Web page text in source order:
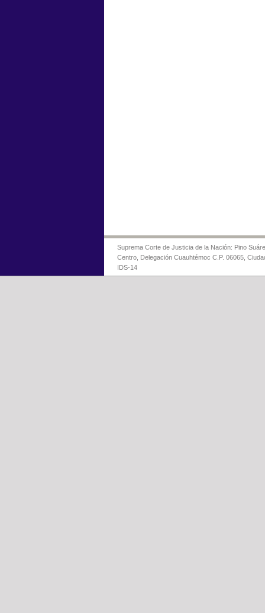
Suprema Corte de Justicia de la Nación: Pino
Centro, Delegación Cuauhtémoc C.P. 06065,
IDS-14